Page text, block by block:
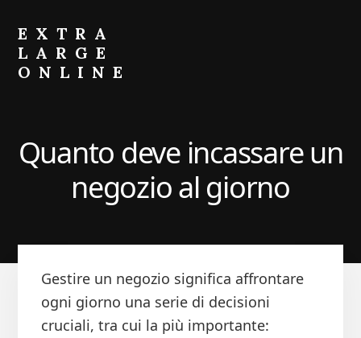
primary
sidebar
content
EXTRA
LARGE
ONLINE
il
Portafoglio
Quanto deve incassare un
negozio al giorno
Gestire un negozio significa affrontare
ogni giorno una serie di decisioni
cruciali, tra cui la più importante: